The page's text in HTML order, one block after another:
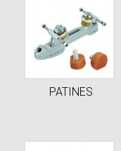
PATINES